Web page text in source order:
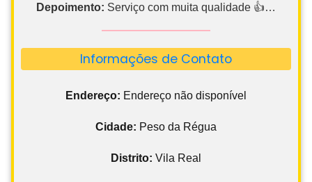
Depoimento: Serviço com muita qualidade 👍…
Informações de Contato
Endereço: Endereço não disponível
Cidade: Peso da Régua
Distrito: Vila Real